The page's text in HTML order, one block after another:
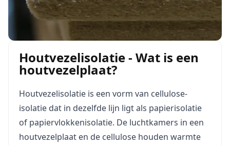
Houtvezelisolatie - Wat is een
houtvezelplaat?
Houtvezelisolatie is een vorm van cellulose-
isolatie dat in dezelfde lijn ligt als papierisolatie
of papiervlokkenisolatie. De luchtkamers in een
houtvezelplaat en de cellulose houden warmte